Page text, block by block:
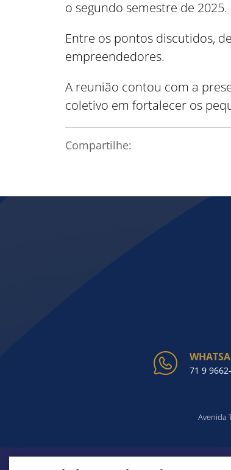
o segundo semestre de 2025.
Entre os pontos discutidos,
empreendedores.
A reunião contou com a
coletivo em fortalecer os
Compartilhe:
71 9
Avenida
ACHOU O QUE PROCURA?